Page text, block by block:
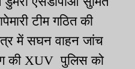
टीम गठित की
में सघन वाहन जांच
की XUV पुलिस को